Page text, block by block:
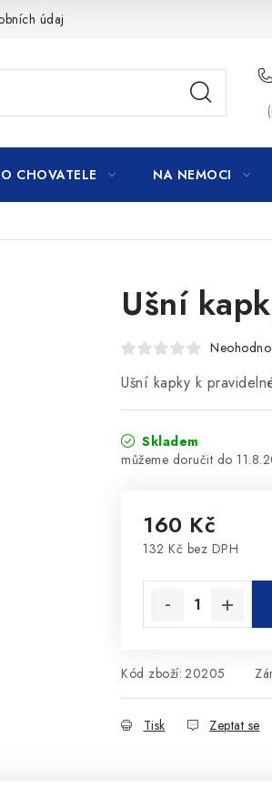
údajů
CHOVATELE NA NEMOCI
Ušní
Ušní kapky k
Skladem
160 Kč
132 Kč bez DPH
Kód zboží: 20205
Tisk Zeptat se